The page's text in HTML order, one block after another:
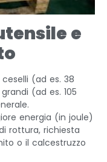
e
(ad es. 38
(ad es. 105
energia (in joule)
rottura, richiesta
o il calcestruzzo